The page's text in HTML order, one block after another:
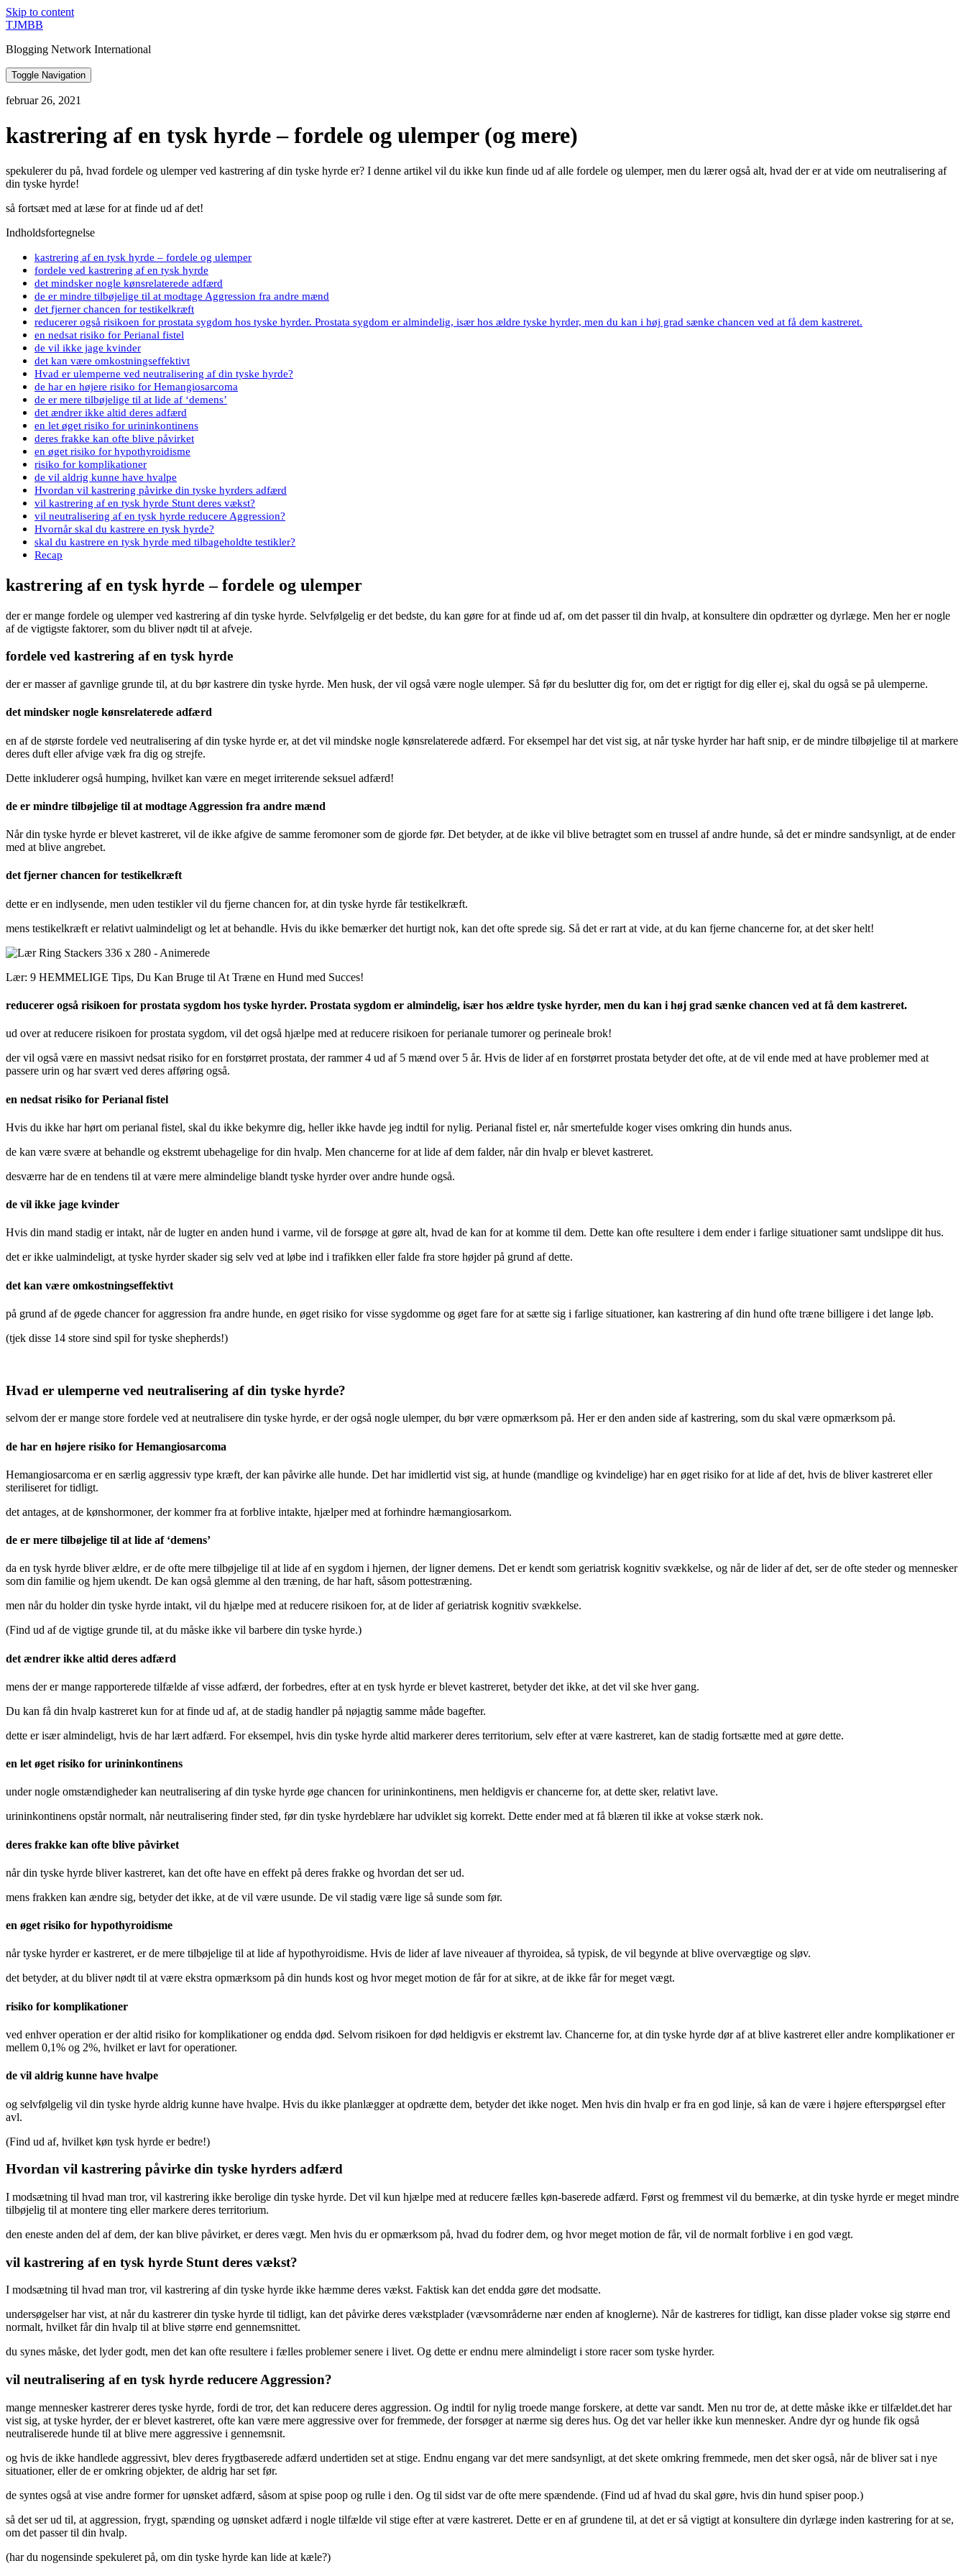
Skip to content
TJMBB
Blogging Network International
Toggle Navigation
februar 26, 2021
kastrering af en tysk hyrde – fordele og ulemper (og mere)
spekulerer du på, hvad fordele og ulemper ved kastrering af din tyske hyrde er? I denne artikel vil du ikke kun finde ud af alle fordele og ulemper, men du lærer også alt, hvad der er at vide om neutralisering af
din tyske hyrde!
så fortsæt med at læse for at finde ud af det!
Indholdsfortegnelse
kastrering af en tysk hyrde – fordele og ulemper
fordele ved kastrering af en tysk hyrde
det mindsker nogle kønsrelaterede adfærd
de er mindre tilbøjelige til at modtage Aggression fra andre mænd
det fjerner chancen for testikelkræft
reducerer også risikoen for prostata sygdom hos tyske hyrder. Prostata sygdom er almindelig, især hos ældre tyske hyrder, men du kan i høj grad sænke chancen ved at få dem kastreret.
en nedsat risiko for Perianal fistel
de vil ikke jage kvinder
det kan være omkostningseffektivt
Hvad er ulemperne ved neutralisering af din tyske hyrde?
de har en højere risiko for Hemangiosarcoma
de er mere tilbøjelige til at lide af ‘demens’
det ændrer ikke altid deres adfærd
en let øget risiko for urininkontinens
deres frakke kan ofte blive påvirket
en øget risiko for hypothyroidisme
risiko for komplikationer
de vil aldrig kunne have hvalpe
Hvordan vil kastrering påvirke din tyske hyrders adfærd
vil kastrering af en tysk hyrde Stunt deres vækst?
vil neutralisering af en tysk hyrde reducere Aggression?
Hvornår skal du kastrere en tysk hyrde?
skal du kastrere en tysk hyrde med tilbageholdte testikler?
Recap
kastrering af en tysk hyrde – fordele og ulemper
der er mange fordele og ulemper ved kastrering af din tyske hyrde. Selvfølgelig er det bedste, du kan gøre for at finde ud af, om det passer til din hvalp, at konsultere din opdrætter og dyrlæge. Men her er nogle
af de vigtigste faktorer, som du bliver nødt til at afveje.
fordele ved kastrering af en tysk hyrde
der er masser af gavnlige grunde til, at du bør kastrere din tyske hyrde. Men husk, der vil også være nogle ulemper. Så før du beslutter dig for, om det er rigtigt for dig eller ej, skal du også se på ulemperne.
det mindsker nogle kønsrelaterede adfærd
en af de største fordele ved neutralisering af din tyske hyrde er, at det vil mindske nogle kønsrelaterede adfærd. For eksempel har det vist sig, at når tyske hyrder har haft snip, er de mindre tilbøjelige til at markere
deres duft eller afvige væk fra dig og strejfe.
Dette inkluderer også humping, hvilket kan være en meget irriterende seksuel adfærd!
de er mindre tilbøjelige til at modtage Aggression fra andre mænd
Når din tyske hyrde er blevet kastreret, vil de ikke afgive de samme feromoner som de gjorde før. Det betyder, at de ikke vil blive betragtet som en trussel af andre hunde, så det er mindre sandsynligt, at de ender
med at blive angrebet.
det fjerner chancen for testikelkræft
dette er en indlysende, men uden testikler vil du fjerne chancen for, at din tyske hyrde får testikelkræft.
mens testikelkræft er relativt ualmindeligt og let at behandle. Hvis du ikke bemærker det hurtigt nok, kan det ofte sprede sig. Så det er rart at vide, at du kan fjerne chancerne for, at det sker helt!
Lær: 9 HEMMELIGE Tips, Du Kan Bruge til At Træne en Hund med Succes!
reducerer også risikoen for prostata sygdom hos tyske hyrder. Prostata sygdom er almindelig, især hos ældre tyske hyrder, men du kan i høj grad sænke chancen ved at få dem kastreret.
ud over at reducere risikoen for prostata sygdom, vil det også hjælpe med at reducere risikoen for perianale tumorer og perineale brok!
der vil også være en massivt nedsat risiko for en forstørret prostata, der rammer 4 ud af 5 mænd over 5 år. Hvis de lider af en forstørret prostata betyder det ofte, at de vil ende med at have problemer med at
passere urin og har svært ved deres afføring også.
en nedsat risiko for Perianal fistel
Hvis du ikke har hørt om perianal fistel, skal du ikke bekymre dig, heller ikke havde jeg indtil for nylig. Perianal fistel er, når smertefulde koger vises omkring din hunds anus.
de kan være svære at behandle og ekstremt ubehagelige for din hvalp. Men chancerne for at lide af dem falder, når din hvalp er blevet kastreret.
desværre har de en tendens til at være mere almindelige blandt tyske hyrder over andre hunde også.
de vil ikke jage kvinder
Hvis din mand stadig er intakt, når de lugter en anden hund i varme, vil de forsøge at gøre alt, hvad de kan for at komme til dem. Dette kan ofte resultere i dem ender i farlige situationer samt undslippe dit hus.
det er ikke ualmindeligt, at tyske hyrder skader sig selv ved at løbe ind i trafikken eller falde fra store højder på grund af dette.
det kan være omkostningseffektivt
på grund af de øgede chancer for aggression fra andre hunde, en øget risiko for visse sygdomme og øget fare for at sætte sig i farlige situationer, kan kastrering af din hund ofte træne billigere i det lange løb.
(tjek disse 14 store sind spil for tyske shepherds!)
Hvad er ulemperne ved neutralisering af din tyske hyrde?
selvom der er mange store fordele ved at neutralisere din tyske hyrde, er der også nogle ulemper, du bør være opmærksom på. Her er den anden side af kastrering, som du skal være opmærksom på.
de har en højere risiko for Hemangiosarcoma
Hemangiosarcoma er en særlig aggressiv type kræft, der kan påvirke alle hunde. Det har imidlertid vist sig, at hunde (mandlige og kvindelige) har en øget risiko for at lide af det, hvis de bliver kastreret eller
steriliseret for tidligt.
det antages, at de kønshormoner, der kommer fra at forblive intakte, hjælper med at forhindre hæmangiosarkom.
de er mere tilbøjelige til at lide af ‘demens’
da en tysk hyrde bliver ældre, er de ofte mere tilbøjelige til at lide af en sygdom i hjernen, der ligner demens. Det er kendt som geriatrisk kognitiv svækkelse, og når de lider af det, ser de ofte steder og mennesker
som din familie og hjem ukendt. De kan også glemme al den træning, de har haft, såsom pottestræning.
men når du holder din tyske hyrde intakt, vil du hjælpe med at reducere risikoen for, at de lider af geriatrisk kognitiv svækkelse.
(Find ud af de vigtige grunde til, at du måske ikke vil barbere din tyske hyrde.)
det ændrer ikke altid deres adfærd
mens der er mange rapporterede tilfælde af visse adfærd, der forbedres, efter at en tysk hyrde er blevet kastreret, betyder det ikke, at det vil ske hver gang.
Du kan få din hvalp kastreret kun for at finde ud af, at de stadig handler på nøjagtig samme måde bagefter.
dette er især almindeligt, hvis de har lært adfærd. For eksempel, hvis din tyske hyrde altid markerer deres territorium, selv efter at være kastreret, kan de stadig fortsætte med at gøre dette.
en let øget risiko for urininkontinens
under nogle omstændigheder kan neutralisering af din tyske hyrde øge chancen for urininkontinens, men heldigvis er chancerne for, at dette sker, relativt lave.
urininkontinens opstår normalt, når neutralisering finder sted, før din tyske hyrdeblære har udviklet sig korrekt. Dette ender med at få blæren til ikke at vokse stærk nok.
deres frakke kan ofte blive påvirket
når din tyske hyrde bliver kastreret, kan det ofte have en effekt på deres frakke og hvordan det ser ud.
mens frakken kan ændre sig, betyder det ikke, at de vil være usunde. De vil stadig være lige så sunde som før.
en øget risiko for hypothyroidisme
når tyske hyrder er kastreret, er de mere tilbøjelige til at lide af hypothyroidisme. Hvis de lider af lave niveauer af thyroidea, så typisk, de vil begynde at blive overvægtige og sløv.
det betyder, at du bliver nødt til at være ekstra opmærksom på din hunds kost og hvor meget motion de får for at sikre, at de ikke får for meget vægt.
risiko for komplikationer
ved enhver operation er der altid risiko for komplikationer og endda død. Selvom risikoen for død heldigvis er ekstremt lav. Chancerne for, at din tyske hyrde dør af at blive kastreret eller andre komplikationer er
mellem 0,1% og 2%, hvilket er lavt for operationer.
de vil aldrig kunne have hvalpe
og selvfølgelig vil din tyske hyrde aldrig kunne have hvalpe. Hvis du ikke planlægger at opdrætte dem, betyder det ikke noget. Men hvis din hvalp er fra en god linje, så kan de være i højere efterspørgsel efter
avl.
(Find ud af, hvilket køn tysk hyrde er bedre!)
Hvordan vil kastrering påvirke din tyske hyrders adfærd
I modsætning til hvad man tror, vil kastrering ikke berolige din tyske hyrde. Det vil kun hjælpe med at reducere fælles køn-baserede adfærd. Først og fremmest vil du bemærke, at din tyske hyrde er meget mindre
tilbøjelig til at montere ting eller markere deres territorium.
den eneste anden del af dem, der kan blive påvirket, er deres vægt. Men hvis du er opmærksom på, hvad du fodrer dem, og hvor meget motion de får, vil de normalt forblive i en god vægt.
vil kastrering af en tysk hyrde Stunt deres vækst?
I modsætning til hvad man tror, vil kastrering af din tyske hyrde ikke hæmme deres vækst. Faktisk kan det endda gøre det modsatte.
undersøgelser har vist, at når du kastrerer din tyske hyrde til tidligt, kan det påvirke deres vækstplader (vævsområderne nær enden af knoglerne). Når de kastreres for tidligt, kan disse plader vokse sig større end
normalt, hvilket får din hvalp til at blive større end gennemsnittet.
du synes måske, det lyder godt, men det kan ofte resultere i fælles problemer senere i livet. Og dette er endnu mere almindeligt i store racer som tyske hyrder.
vil neutralisering af en tysk hyrde reducere Aggression?
mange mennesker kastrerer deres tyske hyrde, fordi de tror, det kan reducere deres aggression. Og indtil for nylig troede mange forskere, at dette var sandt. Men nu tror de, at dette måske ikke er tilfældet.det har
vist sig, at tyske hyrder, der er blevet kastreret, ofte kan være mere aggressive over for fremmede, der forsøger at nærme sig deres hus. Og det var heller ikke kun mennesker. Andre dyr og hunde fik også
neutraliserede hunde til at blive mere aggressive i gennemsnit.
og hvis de ikke handlede aggressivt, blev deres frygtbaserede adfærd undertiden set at stige. Endnu engang var det mere sandsynligt, at det skete omkring fremmede, men det sker også, når de bliver sat i nye
situationer, eller de er omkring objekter, de aldrig har set før.
de syntes også at vise andre former for uønsket adfærd, såsom at spise poop og rulle i den. Og til sidst var de ofte mere spændende. (Find ud af hvad du skal gøre, hvis din hund spiser poop.)
så det ser ud til, at aggression, frygt, spænding og uønsket adfærd i nogle tilfælde vil stige efter at være kastreret. Dette er en af grundene til, at det er så vigtigt at konsultere din dyrlæge inden kastrering for at se,
om det passer til din hvalp.
(har du nogensinde spekuleret på, om din tyske hyrde kan lide at kæle?)